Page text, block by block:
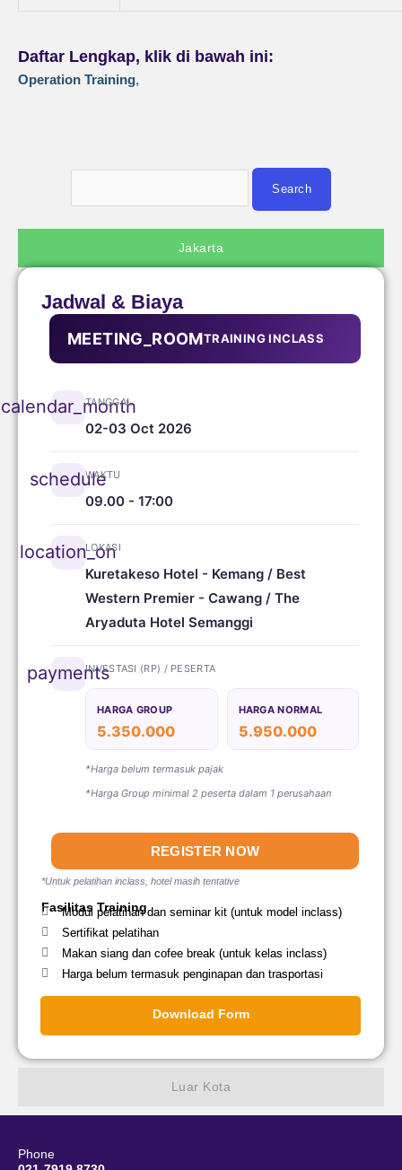
Daftar Lengkap, klik di bawah ini:
Operation Training,
Jakarta
Luar Kota
Jadwal & Biaya
MEETING_ROOMTRAINING INCLASS
calendar_month
TANGGAL
02-03 Oct 2026
schedule
WAKTU
09.00 - 17:00
location_on
LOKASI
Kuretakeso Hotel - Kemang / Best
Western Premier - Cawang / The
Aryaduta Hotel Semanggi
paymentsINVESTASI (RP) / PESERTA
HARGA GROUP
5.350.000
HARGA NORMAL
5.950.000
*Harga belum termasuk pajak
*Harga Group minimal 2 peserta dalam 1 perusahaan
REGISTER NOW
*Untuk pelatihan inclass, hotel masih tentative
Fasilitas Training
Modul pelatihan dan seminar kit (untuk model inclass)
Sertifikat pelatihan
Makan siang dan cofee break (untuk kelas inclass)
Harga belum termasuk penginapan dan trasportasi
Download Form
Phone